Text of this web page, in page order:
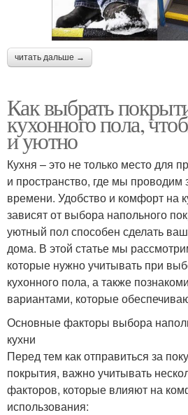
читать дальше →
Как выбрать
кухонного пола,
и уютно
Кухня – это не только место для
и пространство, где мы проводим
времени. Удобство и комфорт на
зависят от выбора напольного
уютный пол способен сделать
дома. В этой статье мы
которые нужно учитывать при
кухонного пола, а также
вариантами, которые
Основные факторы выбора
кухни
Перед тем как отправиться за
покрытия, важно учитывать
факторов, которые влияют на
использования: